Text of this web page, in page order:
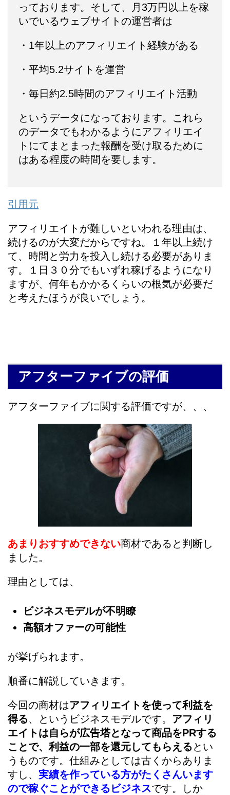
っております。そして、月3万円以上を稼
いでいるウェブサイトの運営者は
・1年以上のアフィリエイト経験がある
・平均5.2サイトを運営
・毎日約2.5時間のアフィリエイト活動
というデータになっております。これら
のデータでもわかるようにアフィリエイ
トにてまとまった報酬を受け取るために
はある程度の時間を要します。
引用元
アフィリエイトが難しいといわれる理由は、
続けるのが大変だからですね。１年以上続け
て、時間と労力を投入し続ける必要がありま
す。１日３０分でもいずれ稼げるようになり
ますが、何年もかかるくらいの根気が必要だ
と考えたほうが良いでしょう。
アフターファイブの評価
アフターファイブに関する評価ですが、、、
あまりおすすめできない商材であると判断し
ました。
理由としては、
ビジネスモデルが不明瞭
高額オファーの可能性
が挙げられます。
順番に解説していきます。
今回の商材はアフィリエイトを使って利益を
得る、というビジネスモデルです。 アフィリ
エイトは自らが広告塔となって商品をPRする
ことで、利益の一部を還元してもらえるとい
うものです。仕組みとしては古くからありま
すし、 実績を作っている方がたくさんいます
ので稼ぐことができるビジネスです。しか